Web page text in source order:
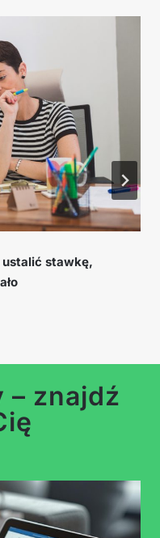
– słowniczek
znać
– znajdź